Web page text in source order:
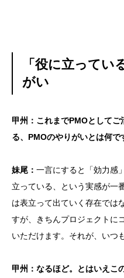
「役に立ってい
がい
甲州：これまでPMOとして
る、PMOのやりがいとは何で
妹尾： 一言にすると「効力感
立っている、という実感が一
は表立って出ていく存在では
すが、きちんプロジェクトに
いただけます。それが、いつ
甲州：なるほど。とはいえこ